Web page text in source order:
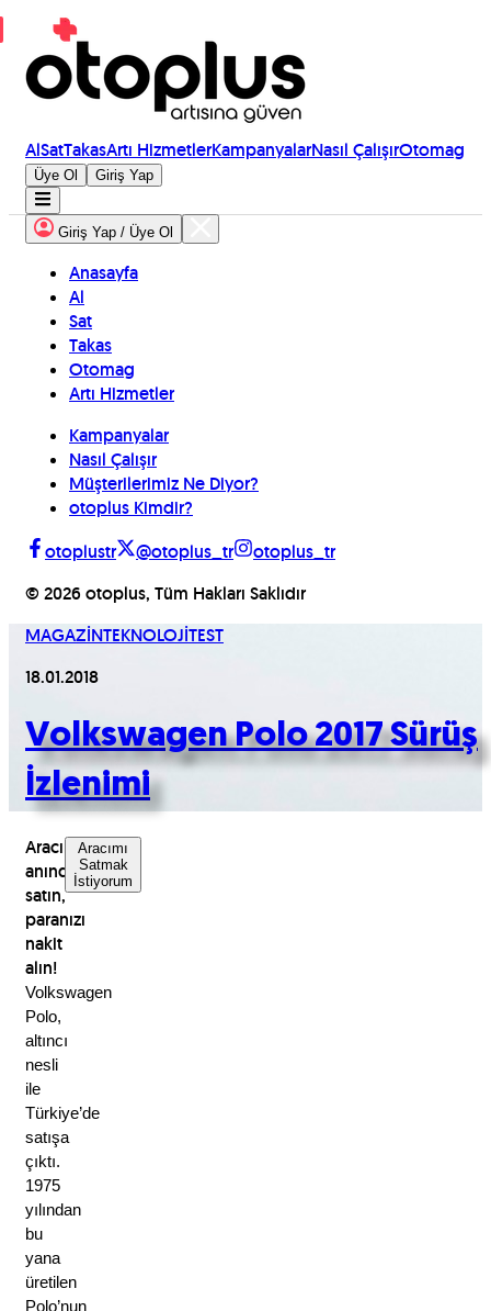
AlSatTakasArtı HizmetlerKampanyalarNasıl ÇalışırOtomag
Üye Ol Giriş Yap
Giriş Yap / Üye Ol
Anasayfa
Al
Sat
Takas
Otomag
Artı Hizmetler
Kampanyalar
Nasıl Çalışır
Müşterilerimiz Ne Diyor?
otoplus Kimdir?
otoplustr
@otoplus_tr
otoplus_tr
© 2026 otoplus, Tüm Hakları Saklıdır
MAGAZİNTEKNOLOJİTEST
18.01.2018
Volkswagen Polo 2017 Sürüş
İzlenimi
Aracınızı
anında
satın,
paranızı
nakit
alın!
Aracımı
Satmak
İstiyorum
Volkswagen
Polo,
altıncı
nesli
ile
Türkiye’de
satışa
çıktı.
1975
yılından
bu
yana
üretilen
Polo’nun